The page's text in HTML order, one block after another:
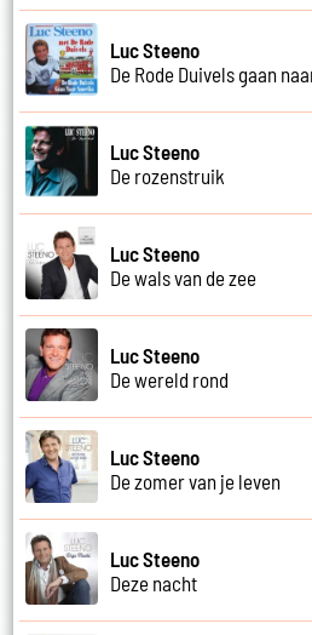
Luc Steeno
De Rode Duivels gaan
Luc Steeno
De rozenstruik
Luc Steeno
De wals van de zee
Luc Steeno
De wereld rond
Luc Steeno
De zomer van je leven
Luc Steeno
Deze nacht